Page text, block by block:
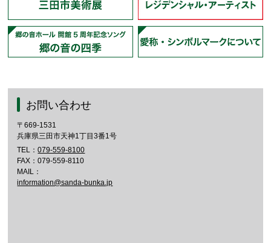
お問い合わせ
〒669-1531
兵庫県三田市天神1丁目3番1号
TEL：079-559-8100
FAX：079-559-8110
MAIL：
information@sanda-bunka.jp